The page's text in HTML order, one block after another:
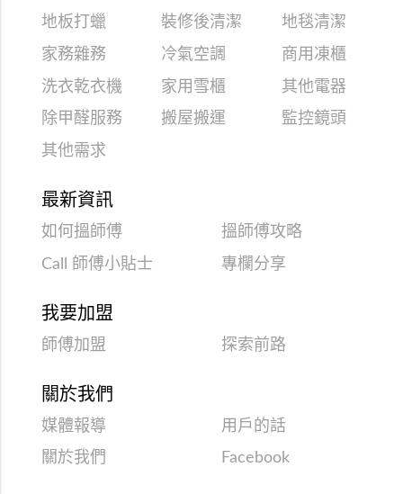
地板打蠟
裝修後清潔
地毯清潔
家務雜務
冷氣空調
商用凍櫃
洗衣乾衣機
家用雪櫃
其他電器
除甲醛服務
搬屋搬運
監控鏡頭
其他需求
最新資訊
如何搵師傅
搵師傅攻略
Call 師傅小貼士
專欄分享
我要加盟
師傅加盟 探索前路
關於我們
媒體報導
用戶的話
關於我們
Facebook